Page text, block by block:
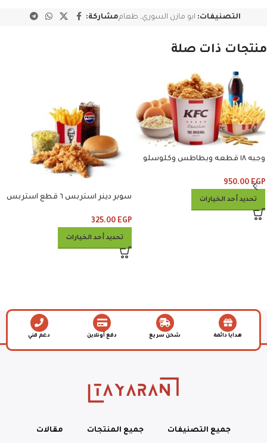
التصنيفات: ابو مازن السوري, طعاممشاركة:
منتجات ذات صلة
وجبه ١٨ قطعه وبطاطس وكلوسلو
950.00 EGP
تحديد أحد الخيارات
سوبر دينر استربس ٦ قطع استربس
325.00 EGP
تحديد أحد الخيارات
هدايا دائمة شحن سريع دفع أونلاين دعم فني
جميع التصنيفات جميع المنتجات مقالات